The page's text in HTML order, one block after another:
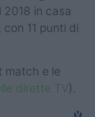
in casa
11 punti di
match e le
dirette TV).